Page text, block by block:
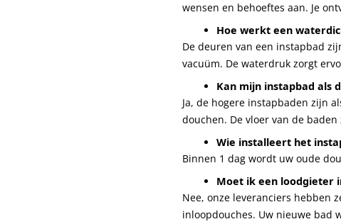
wensen en behoeftes aan. Je
Hoe werkt een
De deuren van een instapbad
vacuüm. De waterdruk zorgt
Kan mijn instapbad als
Ja, de hogere instapbaden zijn
douchen. De vloer van de
Wie installeert het
Binnen 1 dag wordt uw oude
Moet ik een loodgieter
Nee, onze leveranciers hebben
inloopdouches. Uw nieuwe bad